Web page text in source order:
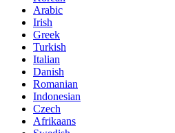
Arabic
Irish
Greek
Turkish
Italian
Danish
Romanian
Indonesian
Czech
Afrikaans